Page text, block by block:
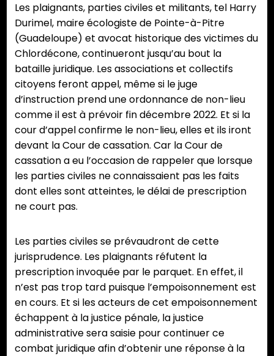
Les plaignants, parties civiles et militants, tel Harry
Durimel, maire écologiste de Pointe-à-Pitre
(Guadeloupe) et avocat historique des victimes du
Chlordécone, continueront jusqu’au bout la
bataille juridique. Les associations et collectifs
citoyens feront appel, même si le juge
d’instruction prend une ordonnance de non-lieu
comme il est à prévoir fin décembre 2022. Et si la
cour d’appel confirme le non-lieu, elles et ils iront
devant la Cour de cassation. Car la Cour de
cassation a eu l’occasion de rappeler que lorsque
les parties civiles ne connaissaient pas les faits
dont elles sont atteintes, le délai de prescription
ne court pas.
Les parties civiles se prévaudront de cette
jurisprudence. Les plaignants réfutent la
prescription invoquée par le parquet. En effet, il
n’est pas trop tard puisque l’empoisonnement est
en cours. Et si les acteurs de cet empoisonnement
échappent à la justice pénale, la justice
administrative sera saisie pour continuer ce
combat juridique afin d’obtenir une réponse à la